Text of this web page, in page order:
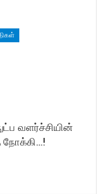
வளர்ச்சியின்